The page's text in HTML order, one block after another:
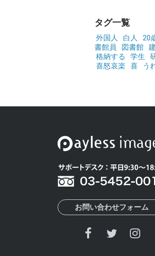
タグ一覧
外国人 白人 20
書館員
図書館
格納する
学生
喜怒哀楽
喜 う
お問い合わせフォーム